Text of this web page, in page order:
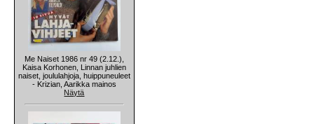
Me Naiset 1986 nr 49 (2.12.),
Kaisa Korhonen, Linnan juhlien
naiset, joululahjoja, huippuneuleet
- Krizian, Aarikka mainos
Näytä